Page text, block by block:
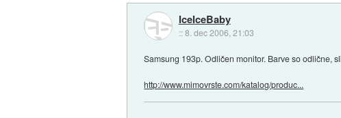
IceIceBaby
::8. dec 2006, 21:03
Samsung 193p. Odličen monitor. Barve so odlične,
http://www.mimovrste.com/katalog/produc...